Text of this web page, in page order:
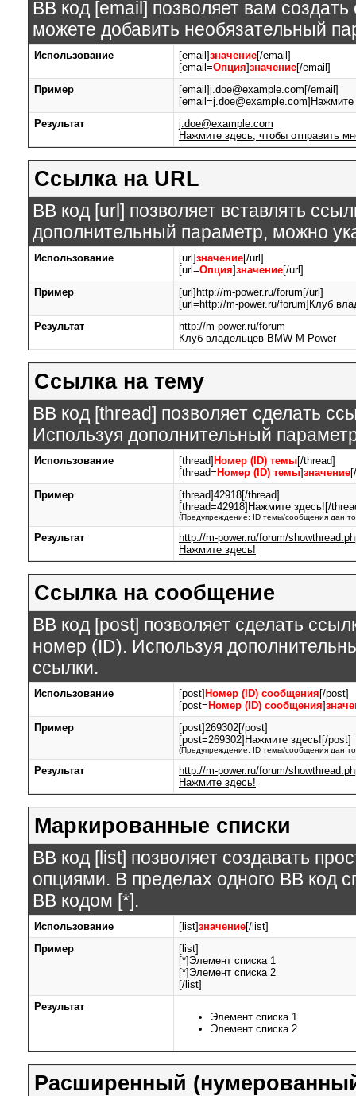
BB код [email] позволяет вам
можете добавить необязательный
Использование [email]значение[/email]
[email=Опция]значение[/email]
Пример
[email]j.doe@example.com[/email]
Результат
j.doe@example.com
Нажмите здесь, чтобы отправить
Ссылка на URL
BB код [url] позволяет вставлять
дополнительный параметр, можно
Использование [url]значение[/url]
[url=Опция]значение[/url]
Пример
[url]http://m-power.ru/forum[/url]
[url=http://m-power.ru/forum]Клуб
Результат
http://m-power.ru/forum
Клуб владельцев BMW M Power
Ссылка на тему
BB код [thread] позволяет сделать
Используя дополнительный
Использование [thread] Номер (ID) темы[/thread]
[thread= Номер (ID) темы]значение
Пример
[thread]42918[/thread]
[thread=42918]Нажмите здесь![/
(Предупреждение: ID темы/сообщения дан
Результат
http://m-power.ru/forum/
Нажмите здесь!
Ссылка на сообщение
BB код [post] позволяет сделать
номер (ID). Используя
ссылки.
Использование [post] Номер (ID) сообщения [/post]
[post= Номер (ID) сообщения]
Пример
[post]269302[/post]
[post=269302]Нажмите здесь![/post]
(Предупреждение: ID темы/сообщения дан
Результат
http://m-power.ru/forum/
Нажмите здесь!
Маркированные списки
BB код [list] позволяет создавать
опциями. В пределах одного BB код
BB кодом [*].
Использование [list]значение[/list]
Пример
[list]
[*]Элемент списка 1
[*]Элемент списка 2
[/list]
Результат
Элемент списка 1
Элемент списка 2
Расширенный